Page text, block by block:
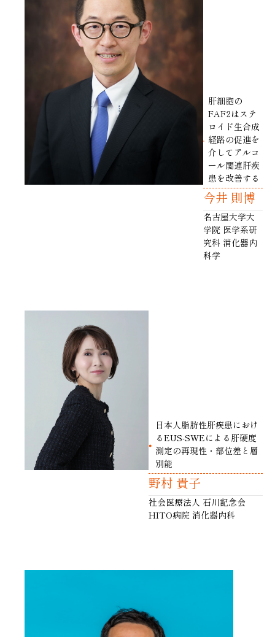
肝細胞の
FAF2はステ
ロイド生合成
経路の促進を
介してアルコ
ール関連肝疾
患を改善する
今井 則博
名古屋大学大
学院 医学系研
究科 消化器内
科学
日本人脂肪性肝疾患におけ
るEUS-SWEによる肝硬度
測定の再現性・部位差と層
別能
野村 貴子
社会医療法人 石川記念会
HITO病院 消化器内科